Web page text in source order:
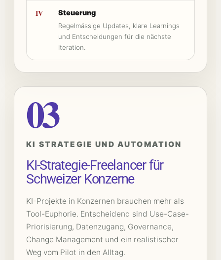
IV Steuerung
Regelmässige Updates, klare Learnings
und Entscheidungen für die nächste
Iteration.
03
KI STRATEGIE UND AUTOMATION
KI-Strategie-Freelancer für
Schweizer Konzerne
KI-Projekte in Konzernen brauchen mehr als
Tool-Euphorie. Entscheidend sind Use-Case-
Priorisierung, Datenzugang, Governance,
Change Management und ein realistischer
Weg vom Pilot in den Alltag.